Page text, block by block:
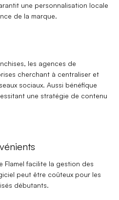
une personnalisation locale
de la marque.
, les agences de
cherchant à centraliser et
sociaux. Aussi bénéfique
une stratégie de contenu
Flamel facilite la gestion des
peut être coûteux pour les
débutants.